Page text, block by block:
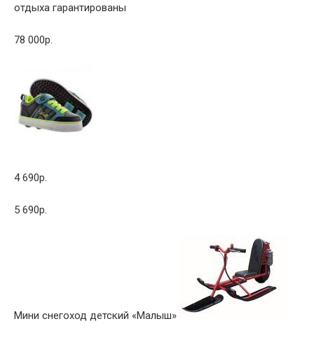
отдыха гарантированы
78 000р.
4 690р.
5 690р.
Мини снегоход детский «Малыш»